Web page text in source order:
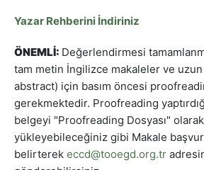
Yazar Rehberini İndiriniz
ÖNEMLİ: Değerlendirmesi
tam metin İngilizce makaleler ve
abstract) için basım öncesi
gerekmektedir. Proofreading
belgeyi "Proofreading Dosyası"
yükleyebileceğiniz gibi Makale
belirterek eccd@tooegd.org.tr